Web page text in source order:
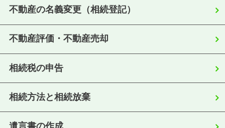
不動産の名義変更（相続登記）
不動産評価・不動産売却
相続税の申告
相続方法と相続放棄
遺言書の作成